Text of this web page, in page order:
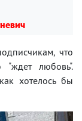
что
любовь".
хотелось бы